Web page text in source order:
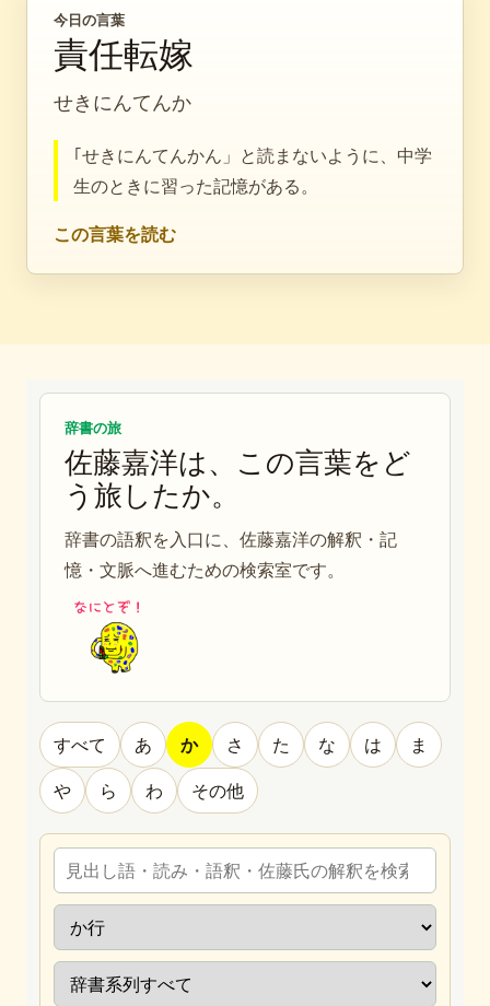
今日の言葉
責任転嫁
せきにんてんか
｢せきにんてんかん」と読まないように、中学
生のときに習った記憶がある。
この言葉を読む
辞書の旅
佐藤嘉洋は、この言葉をど
う旅したか。
辞書の語釈を入口に、佐藤嘉洋の解釈・記
憶・文脈へ進むための検索室です。
すべて あ か さ た な は
ま
や
ら わ その他